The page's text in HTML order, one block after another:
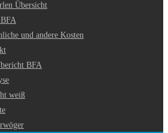
Übersicht
und andere Kosten
BFA
weiß